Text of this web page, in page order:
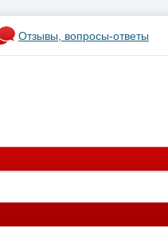
Отзывы, вопросы-ответы